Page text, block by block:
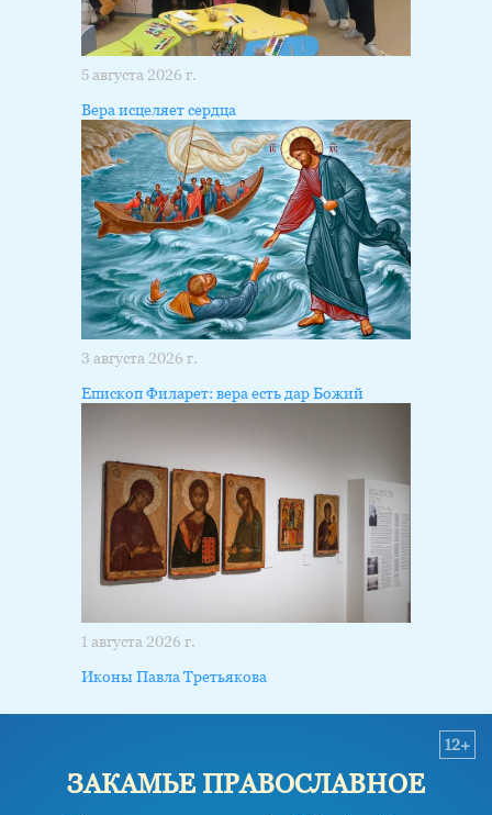
5 августа 2026 г.
Вера исцеляет сердца
3 августа 2026 г.
Епископ Филарет: вера есть дар Божий
1 августа 2026 г.
Иконы Павла Третьякова
ЗАКАМЬЕ ПРАВОСЛАВНОЕ
12+